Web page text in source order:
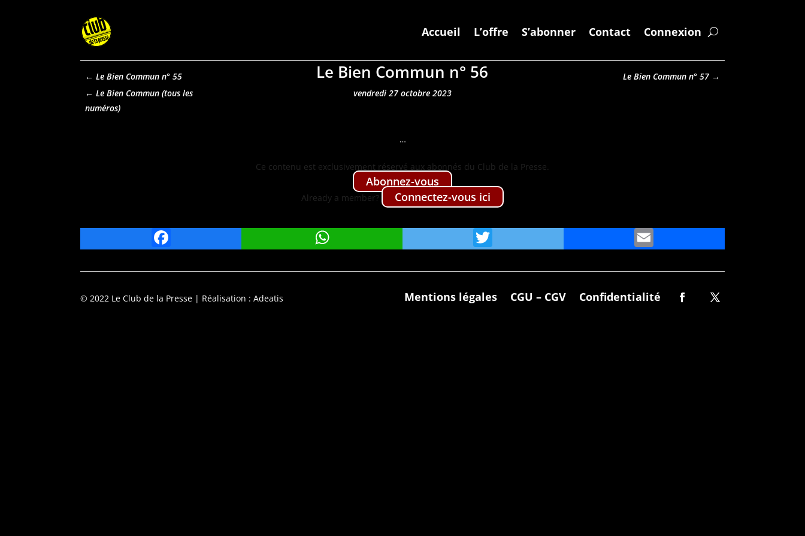
Accueil L’offre S’abonner Contact Connexion
←Le Bien Commun n° 55
Le Bien Commun
Le Bien Commun n° 56
vendredi 27 octobre 2023
Le Bien Commun n° 57→
…
Ce con­tenu est exclu­sive­ment réservé aux abon­nés du Club de la Presse.
Abon­nez-vous
Already a mem­ber? Con­nectez-vous ici
© 2022 Le Club de la Presse | Réalisation : Adeatis Mentions légales CGU – CGV Confidentialité